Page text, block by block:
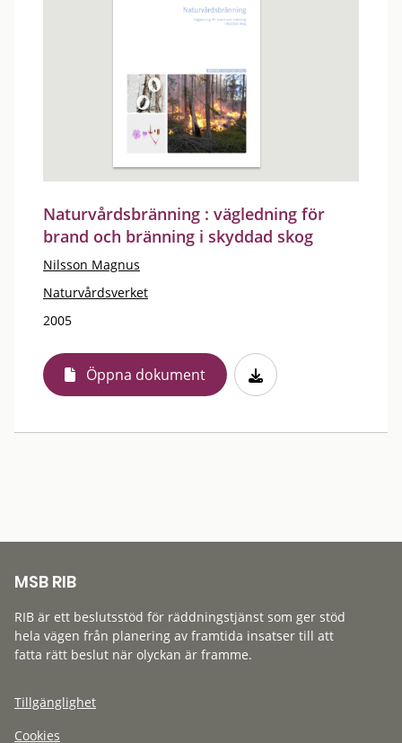
Naturvårdsbränning : vägledning för
brand och bränning i skyddad skog
Nilsson Magnus
Naturvårdsverket
2005
Öppna dokument
MSB RIB
RIB är ett beslutsstöd för räddningstjänst som ger stöd
hela vägen från planering av framtida insatser till att
fatta rätt beslut när olyckan är framme.
Tillgänglighet
Cookies